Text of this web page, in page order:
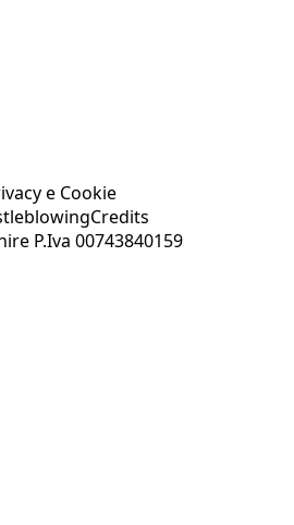
e Cookie
Credits
P.Iva 00743840159